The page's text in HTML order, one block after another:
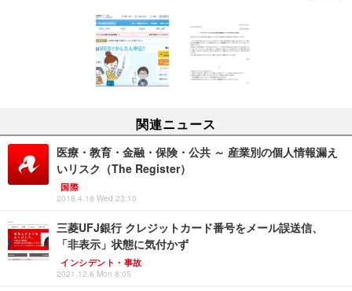
関連ニュース
医療・教育・金融・保険・公共 ～ 産業別の個人情報漏え
いリスク（The Register）
国際
2018.4.18 Wed 23:10
三菱UFJ銀行 クレジットカード番号をメール誤送信、
「非表示」状態に気付かず
インシデント・事故
2021.12.6 Mon 8:05